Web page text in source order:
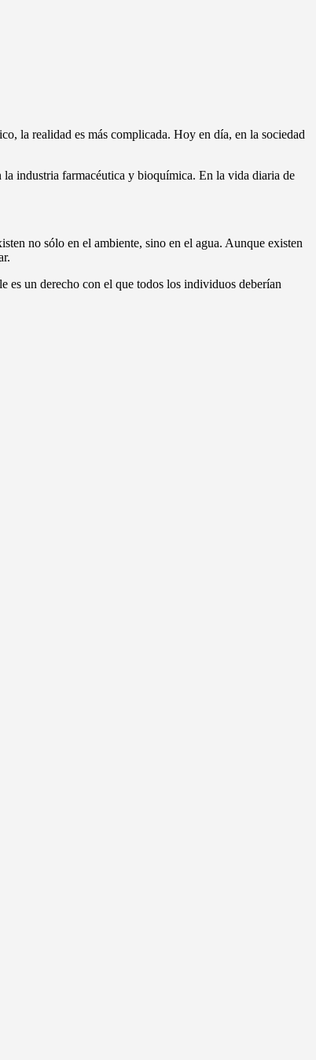
la realidad es más complicada. Hoy en día, en la sociedad
industria farmacéutica y bioquímica. En la vida diaria de
no sólo en el ambiente, sino en el agua. Aunque existen
es un derecho con el que todos los individuos deberían